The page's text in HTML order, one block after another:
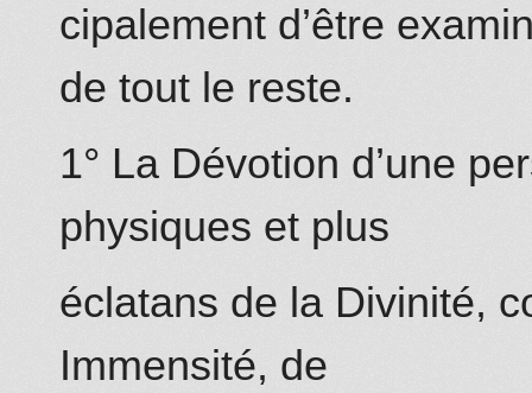
cipalement d’être
de tout le reste.
1° La Dévotion d’une
physiques et plus
éclatans de la Divinité,
Immensité, de